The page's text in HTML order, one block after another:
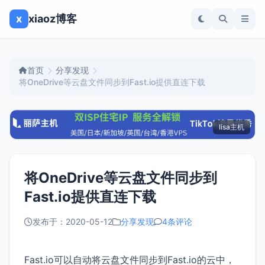
x xiaoz博客
首页
分享发现
将OneDrive等云盘文件同步到Fast.io提供直连下载
lisa主机
将OneDrive等云盘文件同步到
Fast.io提供直连下载
发布于：2020-05-12 分享发现 4条评论
Fast.io可以自动将云盘文件同步到Fast.io的云中，